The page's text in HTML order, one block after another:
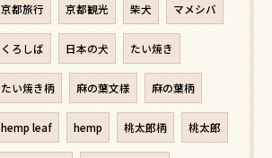
京都旅行 京都観光 柴犬 マメシバ
くろしば 日本の犬 たい焼き
たい焼き柄 麻の葉文様 麻の葉柄
hemp leaf hemp 桃太郎柄 桃太郎